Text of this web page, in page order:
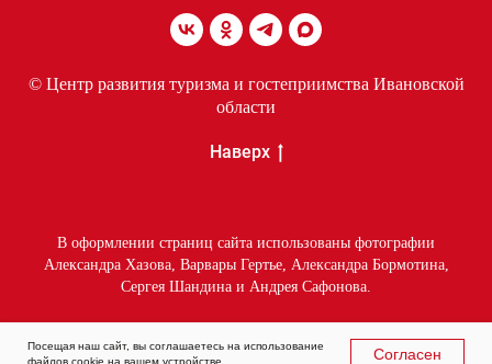
© Центр развития туризма и гостеприимства Ивановской
области
Наверх
В оформлении страниц сайта использованы фотографии
Александра Хазова, Варвары Гертье, Александра Бормотина,
Сергея Шандина и Андрея Сафонова.
Посещая наш сайт, вы соглашаетесь на использование
Согласен